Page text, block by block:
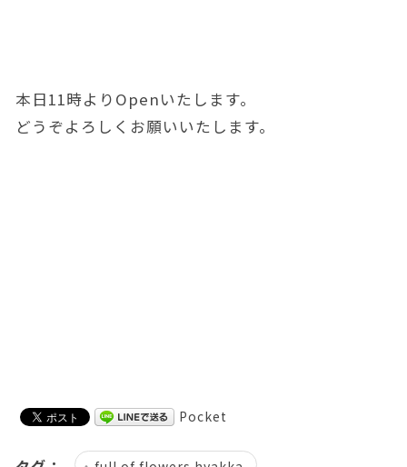
本日11時よりOpenいたします。
どうぞよろしくお願いいたします。
Pocket